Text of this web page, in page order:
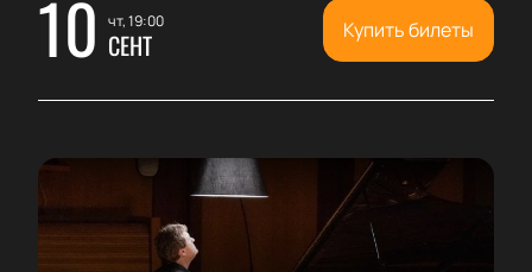
10 чт, 19:00
СЕНТ Купить билеты